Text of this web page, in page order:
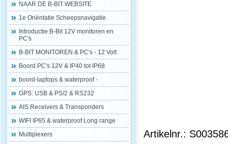
NAAR DE B-BIT WEBSITE
1e Oriëntatie Scheepsnavigatie
Introductie B-Bit 12V monitoren en
PC's
B-BIT MONITOREN & PC's - 12 Volt
Boord PC's 12V & IP40 tot IP68
boord-laptops & waterproof -
GPS: USB & PS/2 & RS232
AIS Receivers & Transponders
WIFI IP65 & waterproof Long range
Multiplexers
Artikelnr.: